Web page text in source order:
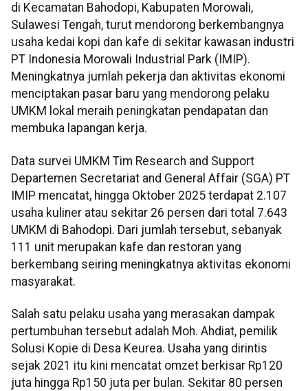
di Kecamatan Bahodopi, Kabupaten Morowali,
Sulawesi Tengah, turut mendorong berkembangnya
usaha kedai kopi dan kafe di sekitar kawasan industri
PT Indonesia Morowali Industrial Park (IMIP).
Meningkatnya jumlah pekerja dan aktivitas ekonomi
menciptakan pasar baru yang mendorong pelaku
UMKM lokal meraih peningkatan pendapatan dan
membuka lapangan kerja.
Data survei UMKM Tim Research and Support
Departemen Secretariat and General Affair (SGA) PT
IMIP mencatat, hingga Oktober 2025 terdapat 2.107
usaha kuliner atau sekitar 26 persen dari total 7.643
UMKM di Bahodopi. Dari jumlah tersebut, sebanyak
111 unit merupakan kafe dan restoran yang
berkembang seiring meningkatnya aktivitas ekonomi
masyarakat.
Salah satu pelaku usaha yang merasakan dampak
pertumbuhan tersebut adalah Moh. Ahdiat, pemilik
Solusi Kopie di Desa Keurea. Usaha yang dirintis
sejak 2021 itu kini mencatat omzet berkisar Rp120
juta hingga Rp150 juta per bulan. Sekitar 80 persen